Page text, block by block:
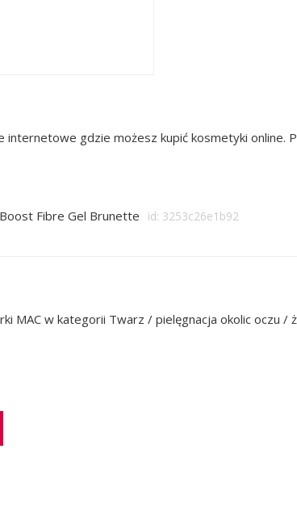
internetowe gdzie możesz kupić kosmetyki
Fibre Gel Brunette id: 3253c26e1b92
MAC w kategorii Twarz / pielęgnacja okolic oczu /